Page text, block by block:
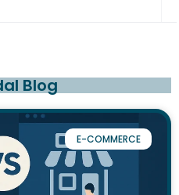
Blog
E-COMMERCE